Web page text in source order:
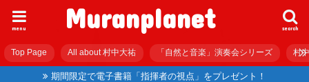
Muranplanet search
menu
Top Page All about 村中大祐 「自然と音楽」演奏会シリーズ 村
期間限定で電子書籍「指揮者の視点」をプレゼント！